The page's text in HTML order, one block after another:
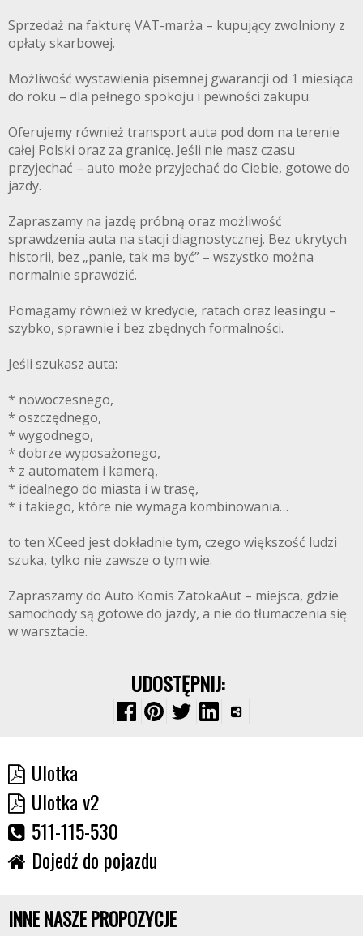
Sprzedaż na fakturę VAT-marża – kupujący zwolniony z
opłaty skarbowej.
Możliwość wystawienia pisemnej gwarancji od 1 miesiąca
do roku – dla pełnego spokoju i pewności zakupu.
Oferujemy również transport auta pod dom na terenie
całej Polski oraz za granicę. Jeśli nie masz czasu
przyjechać – auto może przyjechać do Ciebie, gotowe do
jazdy.
Zapraszamy na jazdę próbną oraz możliwość
sprawdzenia auta na stacji diagnostycznej. Bez ukrytych
historii, bez „panie, tak ma być” – wszystko można
normalnie sprawdzić.
Pomagamy również w kredycie, ratach oraz leasingu –
szybko, sprawnie i bez zbędnych formalności.
Jeśli szukasz auta:
* nowoczesnego,
* oszczędnego,
* wygodnego,
* dobrze wyposażonego,
* z automatem i kamerą,
* idealnego do miasta i w trasę,
* i takiego, które nie wymaga kombinowania…
to ten XCeed jest dokładnie tym, czego większość ludzi
szuka, tylko nie zawsze o tym wie.
Zapraszamy do Auto Komis ZatokaAut – miejsca, gdzie
samochody są gotowe do jazdy, a nie do tłumaczenia się
w warsztacie.
UDOSTĘPNIJ:
Ulotka
Ulotka v2
511-115-530
Dojedź do pojazdu
INNE NASZE PROPOZYCJE